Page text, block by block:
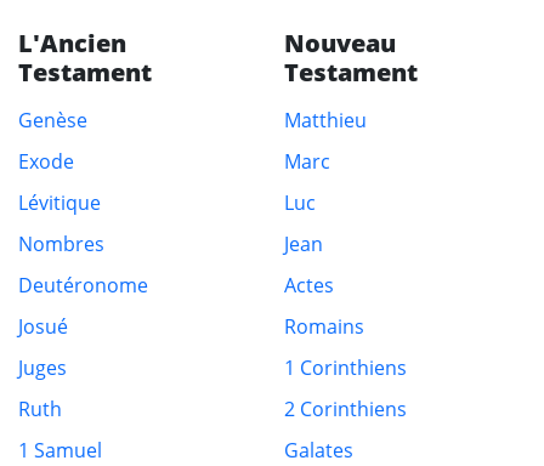
L'Ancien
Testament
Genèse
Exode
Lévitique
Nombres
Deutéronome
Josué
Juges
Ruth
1 Samuel
Nouveau
Testament
Matthieu
Marc
Luc
Jean
Actes
Romains
1 Corinthiens
2 Corinthiens
Galates